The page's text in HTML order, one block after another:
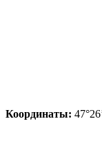
Координаты: